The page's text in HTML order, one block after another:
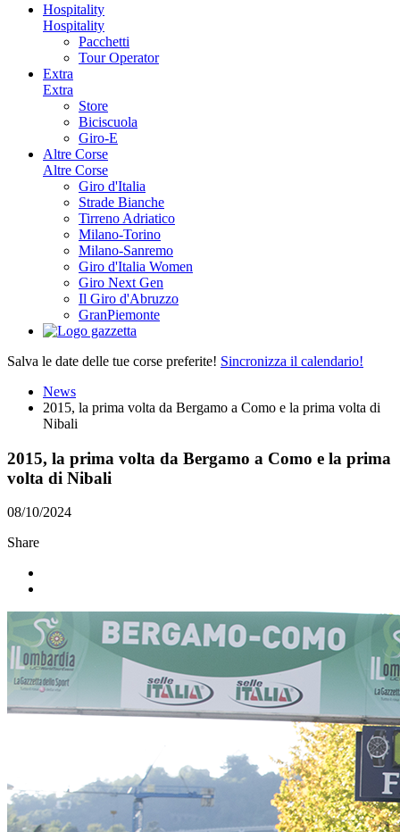
Hospitality
Hospitality
Pacchetti
Tour Operator
Extra
Extra
Store
Biciscuola
Giro-E
Altre Corse
Altre Corse
Giro d'Italia
Strade Bianche
Tirreno Adriatico
Milano-Torino
Milano-Sanremo
Giro d'Italia Women
Giro Next Gen
Il Giro d'Abruzzo
GranPiemonte
Salva le date delle tue corse preferite! Sincronizza il calendario!
News
2015, la prima volta da Bergamo a Como e la prima volta di
Nibali
2015, la prima volta da Bergamo a Como e la prima
volta di Nibali
08/10/2024
Share